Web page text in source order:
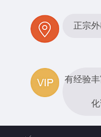
正宗
有经验